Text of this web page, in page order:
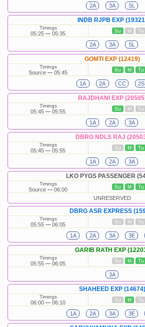
2A 3A SL
INDB RJPB EXP
Timings
05:25 05:35 Su M Tu
2A 3A SL
GOMTI EXP (12419)
Timings
Source 05:45 Su M Tu
1A 2A CC 2S
RAJDHANI EXP
Timings
05:45 05:55 Su M Tu
1A 2A 3A
DBRG NDLS RAJ
Timings
05:45 05:55 Su M Tu
1A 2A 3A
LKO PYGS PASSENGER
Timings
Source 06:00 Su M Tu
UNRESERVED
DBRG ASR EXPRESS
Timings
05:55 06:05 Su M Tu
1A 2A 3A 3E
GARIB RATH EXP
Timings
05:55 06:05 Su M Tu
3A
SHAHEED EXP (14674)
Timings
06:00 06:10 Su M Tu
1A 2A 3A 3E